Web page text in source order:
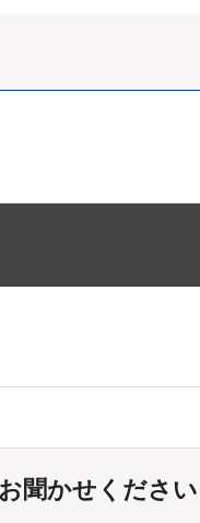
聞かせください